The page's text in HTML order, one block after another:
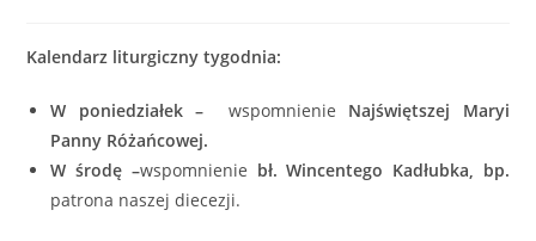
Kalendarz liturgiczny tygodnia:
W poniedziałek – wspomnienie Najświętszej Maryi
Panny Różańcowej.
W środę –wspomnienie bł. Wincentego Kadłubka, bp.
patrona naszej diecezji.